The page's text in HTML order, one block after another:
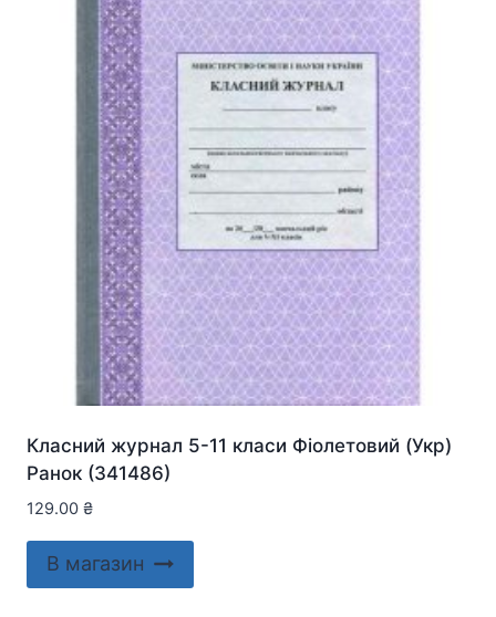
Класний журнал 5-11 класи Фіолетовий (Укр)
Ранок (341486)
129.00 ₴
В магазин